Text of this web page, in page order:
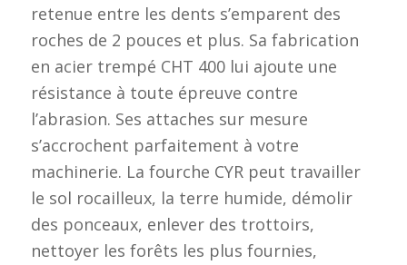
retenue entre les dents s’emparent des
roches de 2 pouces et plus. Sa fabrication
en acier trempé CHT 400 lui ajoute une
résistance à toute épreuve contre
l’abrasion. Ses attaches sur mesure
s’accrochent parfaitement à votre
machinerie. La fourche CYR peut travailler
le sol rocailleux, la terre humide, démolir
des ponceaux, enlever des trottoirs,
nettoyer les forêts les plus fournies,